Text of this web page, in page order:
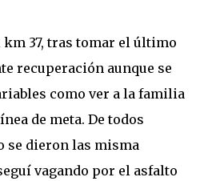
km 37, tras tomar el último
recuperación aunque se
como ver a la familia
de meta. De todos
se dieron las misma
vagando por el asfalto